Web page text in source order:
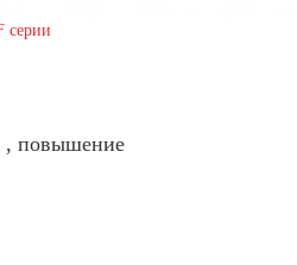
серии
, повышение